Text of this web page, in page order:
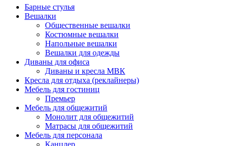
Барные стулья
Вешалки
Общественные вешалки
Костюмные вешалки
Напольные вешалки
Вешалки для одежды
Диваны для офиса
Диваны и кресла МВК
Кресла для отдыха (реклайнеры)
Мебель для гостиниц
Премьер
Мебель для общежитий
Монолит для общежитий
Матрасы для общежитий
Мебель для персонала
Канцлер